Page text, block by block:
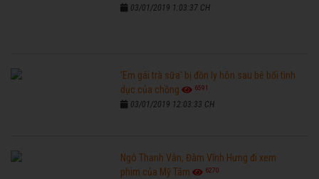
03/01/2019 1:03:37 CH
'Em gái trà sữa' bị đồn ly hôn sau bê bối tình
dục của chồng
6591
03/01/2019 12:03:33 CH
Ngô Thanh Vân, Đàm Vĩnh Hưng đi xem
phim của Mỹ Tâm
6270